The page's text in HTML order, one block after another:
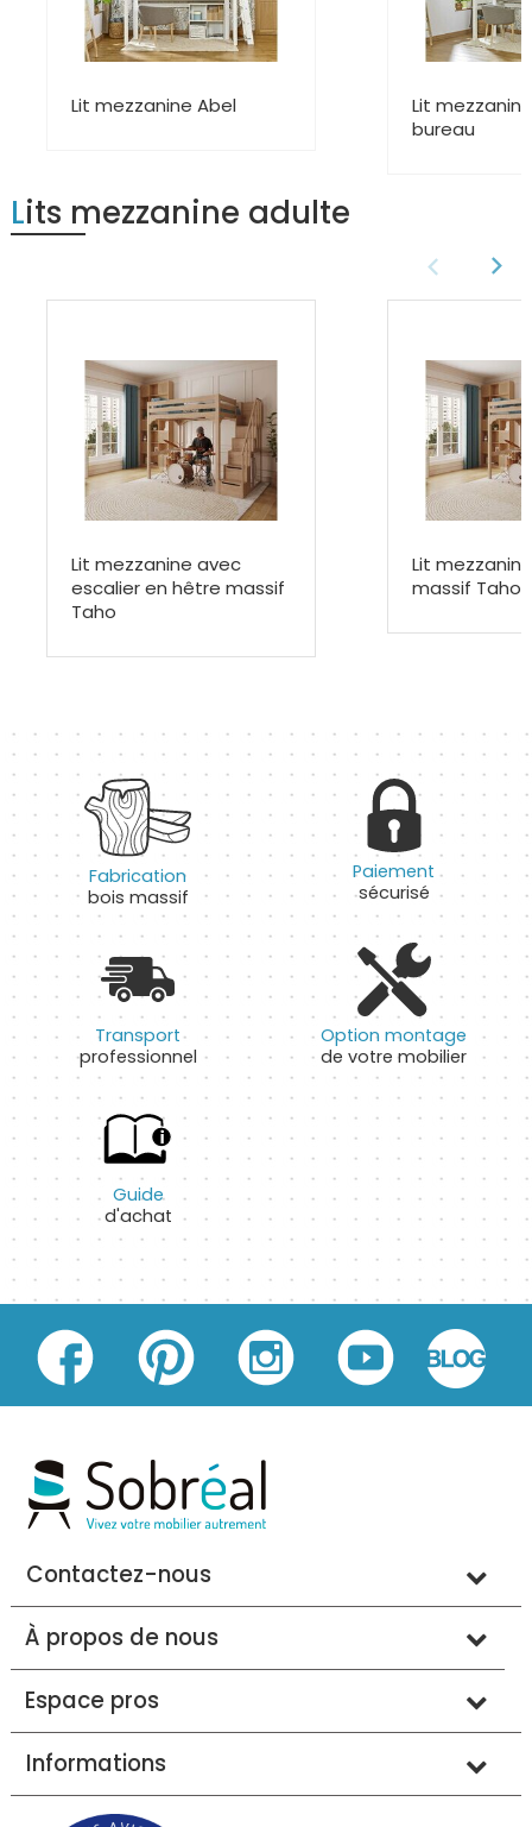
Lit mezzanine Abel
Lit
bureau
Lits mezzanine adulte
Lit mezzanine avec
escalier en hêtre massif
Taho
Lit
massif Taho
Fabrication
bois massif
Paiement
sécurisé
Transport
professionnel
Option montage
de votre mobilier
Guide
d'achat
Contactez-nous
À propos de nous
Espace pros
Informations